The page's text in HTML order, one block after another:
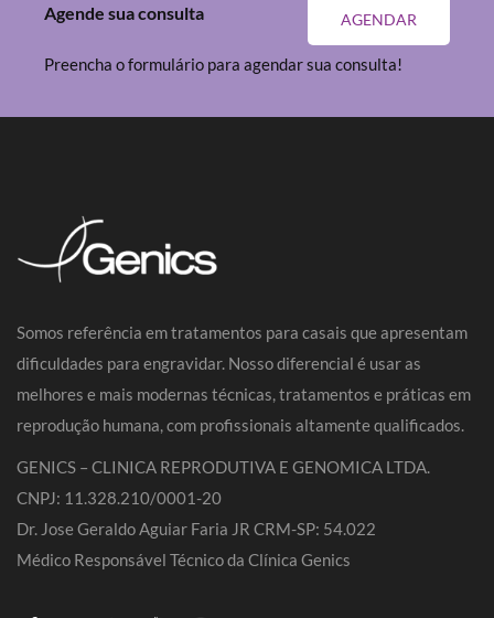
AGENDAR
Agende sua consulta
Preencha o formulário para agendar sua consulta!
Somos referência em tratamentos para casais que apresentam
dificuldades para engravidar. Nosso diferencial é usar as
melhores e mais modernas técnicas, tratamentos e práticas em
reprodução humana, com profissionais altamente qualificados.
GENICS – CLINICA REPRODUTIVA E GENOMICA LTDA.
CNPJ: 11.328.210/0001-20
Dr. Jose Geraldo Aguiar Faria JR CRM-SP: 54.022
Médico Responsável Técnico da Clínica Genics